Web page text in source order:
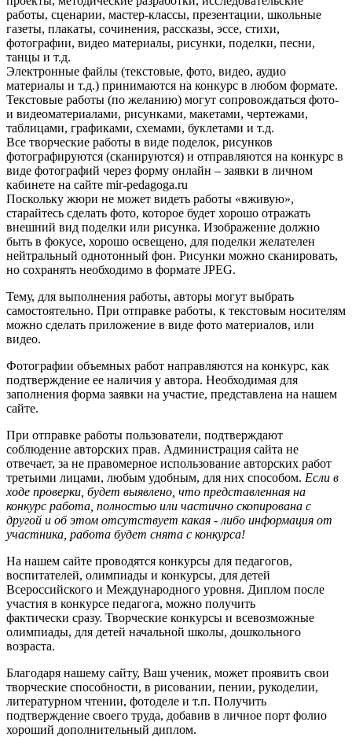
работы, сценарии, мастер-классы, презентации, школьные
газеты, плакаты, сочинения, рассказы, эссе, стихи,
фотографии, видео материалы, рисунки, поделки, песни,
танцы и т.д.
Электронные файлы (текстовые, фото, видео, аудио
материалы и т.д.) принимаются на конкурс в любом формате.
Текстовые работы (по желанию) могут сопровождаться фото-
и видеоматериалами, рисунками, макетами, чертежами,
таблицами, графиками, схемами, буклетами и т.д.
Все творческие работы в виде поделок, рисунков
фотографируются (сканируются) и отправляются на конкурс в
виде фотографий через форму онлайн – заявки в личном
кабинете на сайте mir-pedagoga.ru
Поскольку жюри не может видеть работы «вживую»,
старайтесь сделать фото, которое будет хорошо отражать
внешний вид поделки или рисунка. Изображение должно
быть в фокусе, хорошо освещено, для поделки желателен
нейтральный однотонный фон. Рисунки можно сканировать,
но сохранять необходимо в формате JPEG.
Тему, для выполнения работы, авторы могут выбрать
самостоятельно. При отправке работы, к текстовым носителям
можно сделать приложение в виде фото материалов, или
видео.
Фотографии объемных работ направляются на конкурс, как
подтверждение ее наличия у автора. Необходимая для
заполнения форма заявки на участие, представлена на нашем
сайте.
При отправке работы пользователи, подтверждают
соблюдение авторских прав. Администрация сайта не
отвечает, за не правомерное использование авторских работ
третьими лицами, любым удобным, для них способом. Если в
ходе проверки, будет выявлено, что представленная на
конкурс работа, полностью или частично скопирована с
другой и об этом отсутствует какая - либо информация от
участника, работа будет снята с конкурса!
На нашем сайте проводятся конкурсы для педагогов,
воспитателей, олимпиады и конкурсы, для детей
Всероссийского и Международного уровня. Диплом после
участия в конкурсе педагога, можно получить
фактически сразу. Творческие конкурсы и всевозможные
олимпиады, для детей начальной школы, дошкольного
возраста.
Благодаря нашему сайту, Ваш ученик, может проявить свои
творческие способности, в рисовании, пении, рукоделии,
литературном чтении, фотоделе и т.п. Получить
подтверждение своего труда, добавив в личное порт фолио
хороший дополнительный диплом.